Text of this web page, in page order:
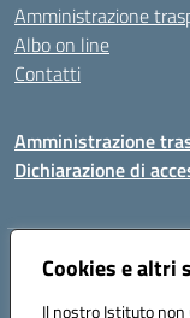
Cookies e altri
Il nostro Istituto
Amministrazione
Albo on line
Contatti
Amministrazione
Dichiarazione di
Indirizzo:Via Tirso,